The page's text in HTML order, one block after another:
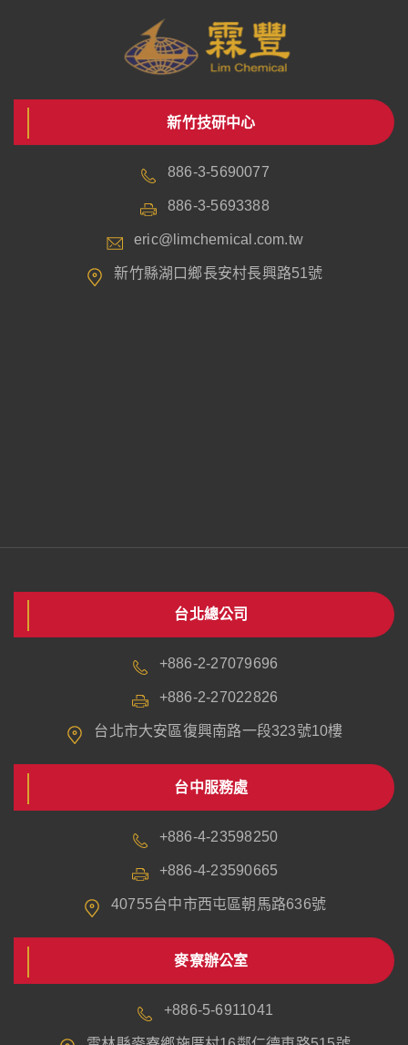
新竹技研中心
886-3-5690077
886-3-5693388
eric@limchemical.com.tw
新竹縣湖口鄉長安村長興路51號
台北總公司
+886-2-27079696
+886-2-27022826
台北市大安區復興南路一段323號10樓
台中服務處
+886-4-23598250
+886-4-23590665
40755台中市西屯區朝馬路636號
麥寮辦公室
+886-5-6911041